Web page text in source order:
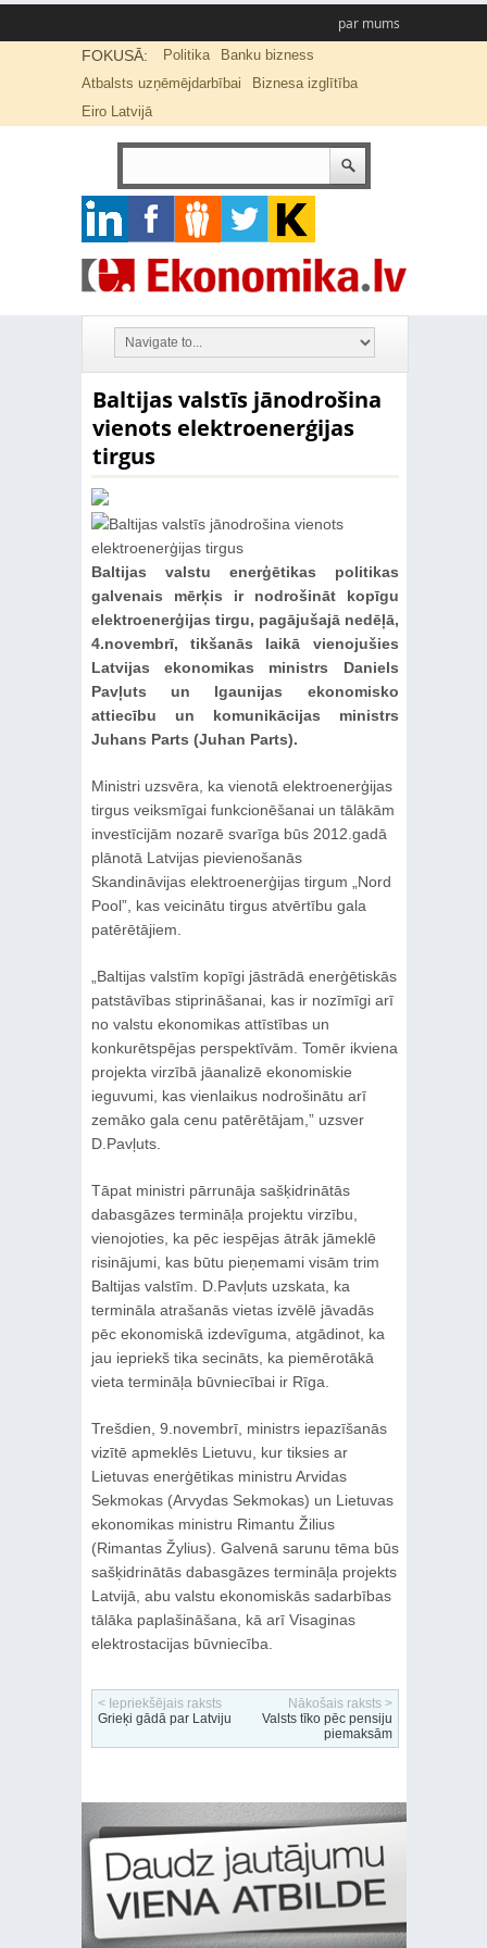
par mums
FOKUSĀ: Politika
Banku bizness
Atbalsts uzņēmējdarbībai
Biznesa izglītība
Eiro Latvijā
Baltijas valstīs jānodrošina
vienots elektroenerģijas
tirgus
Baltijas valstu enerģētikas politikas
galvenais mērķis ir nodrošināt kopīgu
elektroenerģijas tirgu, pagājušajā nedēļā,
4.novembrī, tikšanās laikā vienojušies
Latvijas ekonomikas ministrs Daniels
Pavļuts un Igaunijas ekonomisko
attiecību un komunikācijas ministrs
Juhans Parts (Juhan Parts).
Ministri uzsvēra, ka vienotā elektroenerģijas
tirgus veiksmīgai funkcionēšanai un tālākām
investīcijām nozarē svarīga būs 2012.gadā
plānotā Latvijas pievienošanās
Skandināvijas elektroenerģijas tirgum „Nord
Pool”, kas veicinātu tirgus atvērtību gala
patērētājiem.
„Baltijas valstīm kopīgi jāstrādā enerģētiskās
patstāvības stiprināšanai, kas ir nozīmīgi arī
no valstu ekonomikas attīstības un
konkurētspējas perspektīvām. Tomēr ikviena
projekta virzībā jāanalizē ekonomiskie
ieguvumi, kas vienlaikus nodrošinātu arī
zemāko gala cenu patērētājam,” uzsver
D.Pavļuts.
Tāpat ministri pārrunāja sašķidrinātās
dabasgāzes termināļa projektu virzību,
vienojoties, ka pēc iespējas ātrāk jāmeklē
risinājumi, kas būtu pieņemami visām trim
Baltijas valstīm. D.Pavļuts uzskata, ka
termināla atrašanās vietas izvēlē jāvadās
pēc ekonomiskā izdevīguma, atgādinot, ka
jau iepriekš tika secināts, ka piemērotākā
vieta termināļa būvniecībai ir Rīga.
Trešdien, 9.novembrī, ministrs iepazīšanās
vizītē apmeklēs Lietuvu, kur tiksies ar
Lietuvas enerģētikas ministru Arvidas
Sekmokas (Arvydas Sekmokas) un Lietuvas
ekonomikas ministru Rimantu Žilius
(Rimantas Žylius). Galvenā sarunu tēma būs
sašķidrinātās dabasgāzes termināļa projekts
Latvijā, abu valstu ekonomiskās sadarbības
tālāka paplašināšana, kā arī Visaginas
elektrostacijas būvniecība.
< Iepriekšējais raksts
Grieķi gādā par Latviju
Nākošais raksts >
Valsts tīko pēc pensiju
piemaksām